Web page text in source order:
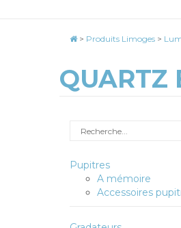
> Produits Limoges >
QUARTZ
Rechercher
Pupitres
A mémoire
Accessoires